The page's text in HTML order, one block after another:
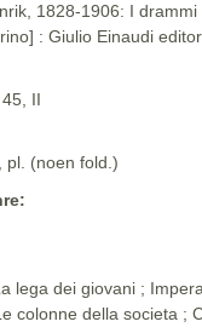
1828-1906: I drammi
: Giulio Einaudi
II
pl. (noen fold.)
lega dei giovani ;
colonne della societa ;